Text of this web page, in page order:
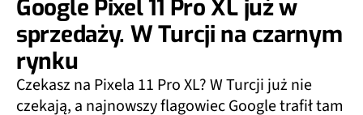
Google Pixel 11 Pro XL już w
sprzedaży. W Turcji na czarnym
rynku
Czekasz na Pixela 11 Pro XL? W Turcji już nie
czekają, a najnowszy flagowiec Google trafił tam